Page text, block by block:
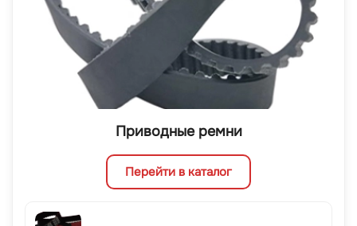
Приводные ремни
Перейти в каталог